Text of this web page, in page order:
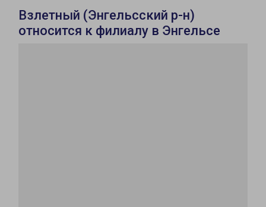
Взлетный (Энгельсский р-н)
относится к филиалу в Энгельсе